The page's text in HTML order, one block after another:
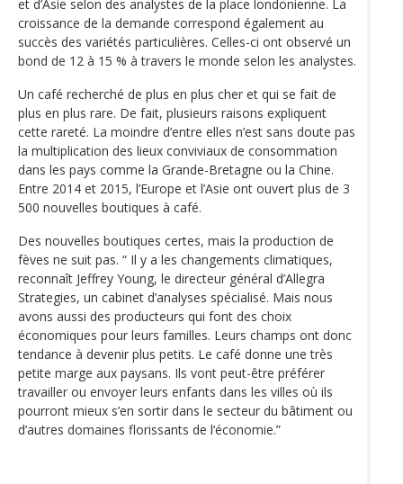
et d’Asie selon des analystes de la place londonienne. La
croissance de la demande correspond également au
succès des variétés particulières. Celles-ci ont observé un
bond de 12 à 15 % à travers le monde selon les analystes.
Un café recherché de plus en plus cher et qui se fait de
plus en plus rare. De fait, plusieurs raisons expliquent
cette rareté. La moindre d’entre elles n’est sans doute pas
la multiplication des lieux conviviaux de consommation
dans les pays comme la Grande-Bretagne ou la Chine.
Entre 2014 et 2015, l’Europe et l’Asie ont ouvert plus de 3
500 nouvelles boutiques à café.
Des nouvelles boutiques certes, mais la production de
fèves ne suit pas. “ Il y a les changements climatiques,
reconnaît Jeffrey Young, le directeur général d’Allegra
Strategies, un cabinet d’analyses spécialisé. Mais nous
avons aussi des producteurs qui font des choix
économiques pour leurs familles. Leurs champs ont donc
tendance à devenir plus petits. Le café donne une très
petite marge aux paysans. Ils vont peut-être préférer
travailler ou envoyer leurs enfants dans les villes où ils
pourront mieux s’en sortir dans le secteur du bâtiment ou
d’autres domaines florissants de l‘économie.”